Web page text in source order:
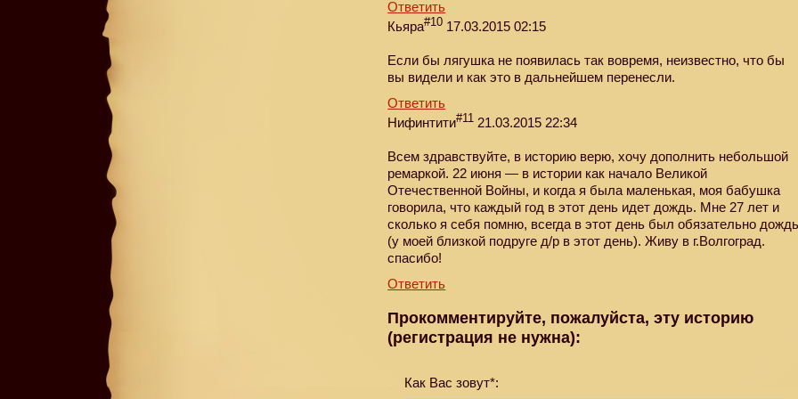
Ответить
Кьяра#10 17.03.2015 02:15
Если бы лягушка не появилась так вовремя, неизвестно, что бы
вы видели и как это в дальнейшем перенесли.
Ответить
Нифинтити#11 21.03.2015 22:34
Всем здравствуйте, в историю верю, хочу дополнить небольшой
ремаркой. 22 июня — в истории как начало Великой
Отечественной Войны, и когда я была маленькая, моя бабушка
говорила, что каждый год в этот день идет дождь. Мне 27 лет и
сколько я себя помню, всегда в этот день был обязательно
(у моей близкой подруге д/р в этот день). Живу в г.Волгоград.
спасибо!
Ответить
Прокомментируйте, пожалуйста, эту историю
(регистрация не нужна):
Как Вас зовут*: